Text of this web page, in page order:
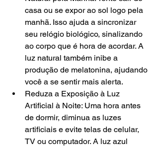
casa ou se expor ao sol logo pela
manhã. Isso ajuda a sincronizar
seu relógio biológico, sinalizando
ao corpo que é hora de acordar. A
luz natural também inibe a
produção de melatonina, ajudando
você a se sentir mais alerta.
Reduza a Exposição à Luz
Artificial à Noite: Uma hora antes
de dormir, diminua as luzes
artificiais e evite telas de celular,
TV ou computador. A luz azul